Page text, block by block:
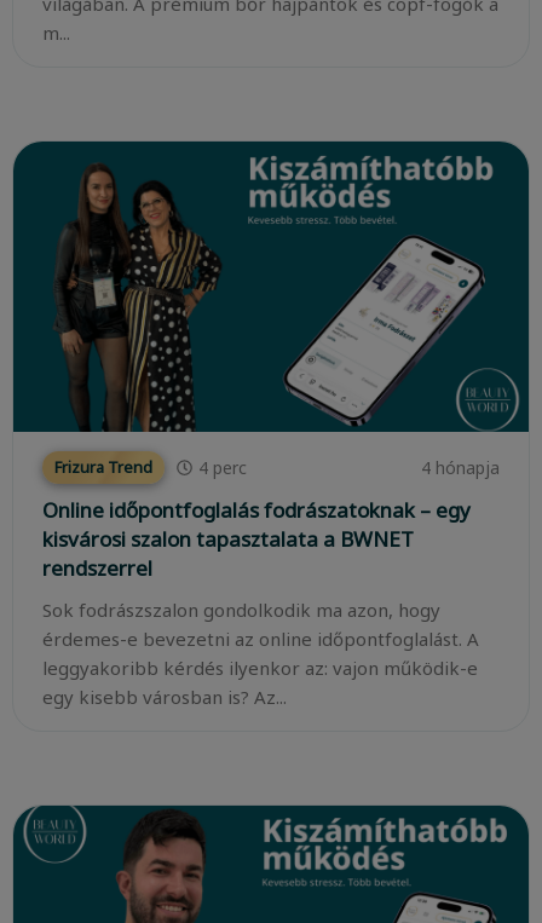
m...
Frizura Trend 4 perc 4 hónapja
Online időpontfoglalás fodrászatoknak – egy
kisvárosi szalon tapasztalata a BWNET
rendszerrel
Sok fodrászszalon gondolkodik ma azon, hogy
érdemes-e bevezetni az online időpontfoglalást. A
leggyakoribb kérdés ilyenkor az: vajon működik-e
egy kisebb városban is? Az...